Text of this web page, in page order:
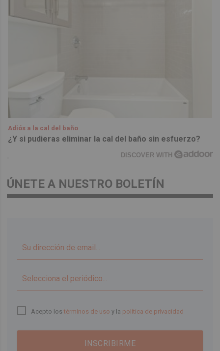
Adiós a la cal del baño
¿Y si pudieras eliminar la cal del baño sin esfuerzo?
DISCOVER WITH
ÚNETE A NUESTRO BOLETÍN
Acepto lostérminos de uso y la política de privacidad
INSCRIBIRME